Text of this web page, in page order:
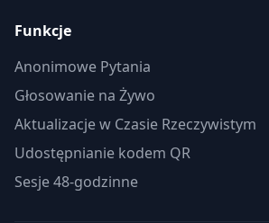
Funkcje
Anonimowe Pytania
Głosowanie na Żywo
Aktualizacje w Czasie Rzeczywistym
Udostępnianie kodem QR
Sesje 48-godzinne